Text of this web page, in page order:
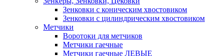
Зенковки с коническим хвостовиком
Зенковки с цилиндрическим хвостовиком
Метчики
Воротоки для метчиков
Метчики гаечные
Метчики гаечные ЛЕВЫЕ